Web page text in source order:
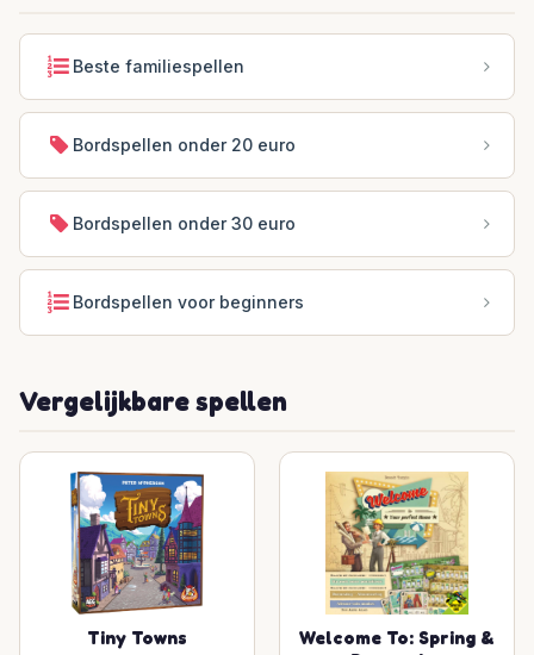
Beste familiespellen
Bordspellen onder 20 euro
Bordspellen onder 30 euro
Bordspellen voor beginners
Vergelijkbare spellen
Tiny Towns
Welcome To: Spring &